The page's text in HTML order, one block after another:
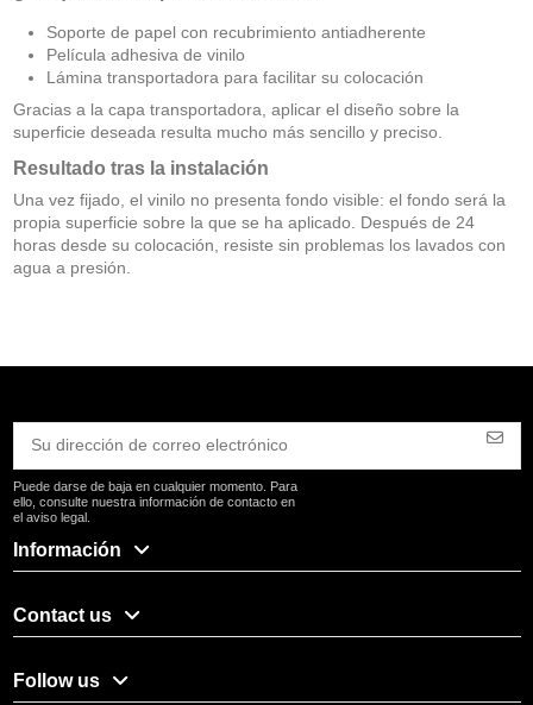
Soporte de papel con recubrimiento antiadherente
Película adhesiva de vinilo
Lámina transportadora para facilitar su colocación
Gracias a la capa transportadora, aplicar el diseño sobre la
superficie deseada resulta mucho más sencillo y preciso.
Resultado tras la instalación
Una vez fijado, el vinilo no presenta fondo visible: el fondo será la
propia superficie sobre la que se ha aplicado. Después de 24
horas desde su colocación, resiste sin problemas los lavados con
agua a presión.
Puede darse de baja en cualquier momento. Para
ello, consulte nuestra información de contacto en
el aviso legal.
Información
Contact us
Follow us